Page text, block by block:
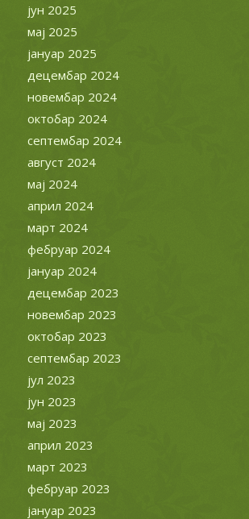
јун 2025
мај 2025
јануар 2025
децембар 2024
новембар 2024
октобар 2024
септембар 2024
август 2024
мај 2024
април 2024
март 2024
фебруар 2024
јануар 2024
децембар 2023
новембар 2023
октобар 2023
септембар 2023
јул 2023
јун 2023
мај 2023
април 2023
март 2023
фебруар 2023
јануар 2023